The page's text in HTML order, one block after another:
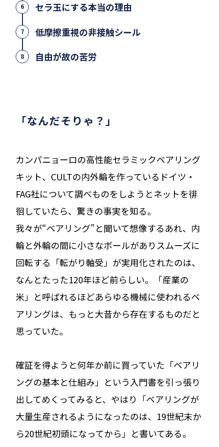
6 セラ玉にする本当の理由
7 低摩擦重視の非接触シール
8 自由が故の苦労
「なんだそりゃ？」
カンパニョーロの高性能セラミックベアリング
キット、CULTの内外輪を作っているドイツ・
FAG社について調べものをしようとネットを徘
徊していたら、驚きの事実を知る。
我々が“ベアリング”と聞いて想像するあれ、内
輪と外輪の間に小さなボールがありスムーズに
回転する「転がり軸受」が実用化されたのは、
なんとたった120年ほど前らしい。「産業の
米」と呼ばれるほどあらゆる機械に使われるベ
アリングは、もっと大昔から存在するものだと
思っていた。
確証を得ようと何年か前に買っていた「ベアリ
ングの基本と仕組み」という入門書を引っ張り
出してめくってみると、やはり「ベアリングが
大量生産されるようになったのは、19世紀末か
ら20世紀初頭になってから」と書いてある。